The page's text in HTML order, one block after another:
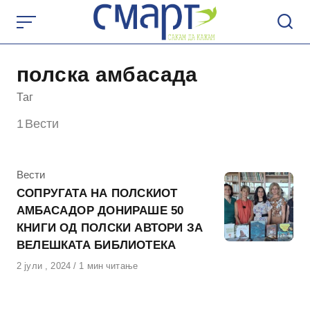
content
полска амбасада
Таг
1 Вести
КАтегорија
Вести
СОПРУГАТА НА ПОЛСКИОТ
АМБАСАДОР ДОНИРАШЕ 50
КНИГИ ОД ПОЛСКИ АВТОРИ ЗА
ВЕЛЕШКАТА БИБЛИОТЕКА
Објавено
2 јули , 2024 1 мин читање